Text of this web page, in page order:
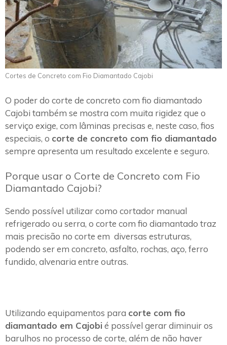
Cortes de Concreto com Fio Diamantado Cajobi
O poder do corte de concreto com fio diamantado
Cajobi também se mostra com muita rigidez que o
serviço exige, com lâminas precisas e, neste caso, fios
especiais, o corte de concreto com fio diamantado
sempre apresenta um resultado excelente e seguro.
Porque usar o Corte de Concreto com Fio
Diamantado Cajobi?
Sendo possível utilizar como cortador manual
refrigerado ou serra, o corte com fio diamantado traz
mais precisão no corte em diversas estruturas,
podendo ser em concreto, asfalto, rochas, aço, ferro
fundido, alvenaria entre outras.
Utilizando equipamentos para corte com fio
diamantado em Cajobi é possível gerar diminuir os
barulhos no processo de corte, além de não haver